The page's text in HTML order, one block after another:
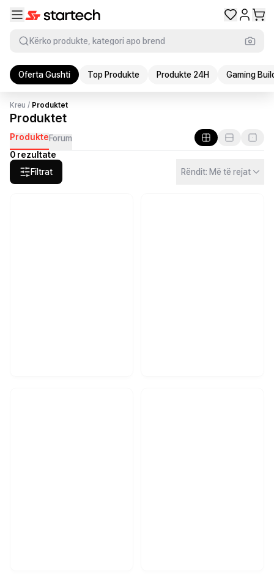
Kërko produkte, kategori apo brend
Oferta Gushti Top Produkte Produkte 24H Gaming
Kreu / Produktet
Produktet
ProdukteForum
0 rezultate
Filtrat
Rëndit: Më të rejat